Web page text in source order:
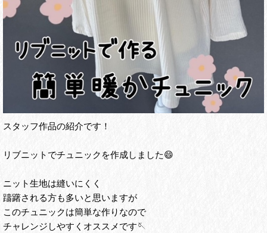
スタッフ作品の紹介です！
リブニットでチュニックを作成しました😄
ニット生地は縫いにくく
躊躇される方も多いと思いますが
このチュニックは簡単な作りなので
チャレンジしやすくオススメです🪡